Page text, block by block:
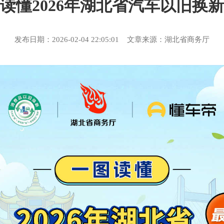
懂2026年湖北省汽车以旧换
发布日期：2026-02-04 22:05:01 文章来源：湖北省商务厅